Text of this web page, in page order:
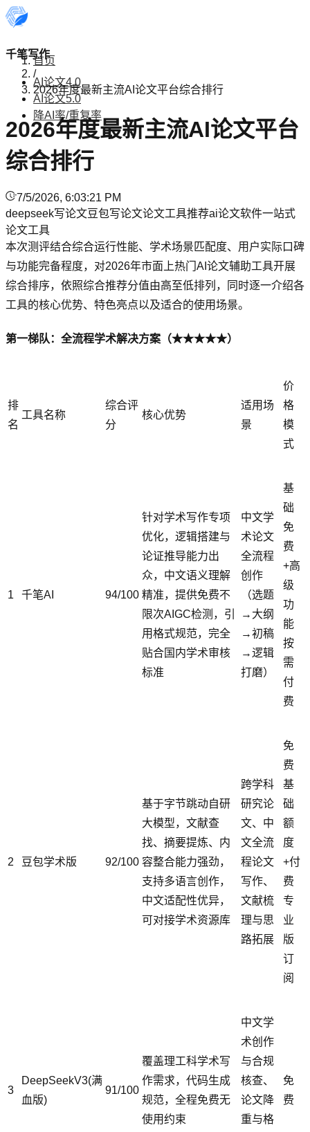
千笔写作
AI论文4.0
AI论文5.0
降AI率/重复率
首页
/
2026年度最新主流AI论文平台综合排行
2026年度最新主流AI论文平台
综合排行
7/5/2026, 6:03:21 PM
deepseek写论文豆包写论文论文工具推荐ai论文软件一站式
论文工具
本次测评结合综合运行性能、学术场景匹配度、用户实际口碑
与功能完备程度，对2026年市面上热门AI论文辅助工具开展
综合排序，依照综合推荐分值由高至低排列，同时逐一介绍各
工具的核心优势、特色亮点以及适合的使用场景。
第一梯队：全流程学术解决方案（★★★★★）
排
名
工具名称
综合评
分
核心优势
适用场
景
价
格
模
式
1 千笔AI 94/100
针对学术写作专项
优化，逻辑搭建与
论证推导能力出
众，中文语义理解
精准，提供免费不
限次AIGC检测，引
用格式规范，完全
贴合国内学术审核
标准
中文学
术论文
全流程
创作
（选题
→大纲
→初稿
→逻辑
打磨）
基
础
免
费
+高
级
功
能
按
需
付
费
2 豆包学术版 92/100
基于字节跳动自研
大模型，文献查
找、摘要提炼、内
容整合能力强劲，
支持多语言创作，
中文适配性优异，
可对接学术资源库
跨学科
研究论
文、中
文全流
程论文
写作、
文献梳
理与思
路拓展
免
费
基
础
额
度
+付
费
专
业
版
订
阅
3
DeepSeekV3(满
血版)
91/100
覆盖理工科学术写
作需求，代码生成
规范，全程免费无
使用约束
中文学
术创作
与合规
核查、
论文降
重与格
免
费